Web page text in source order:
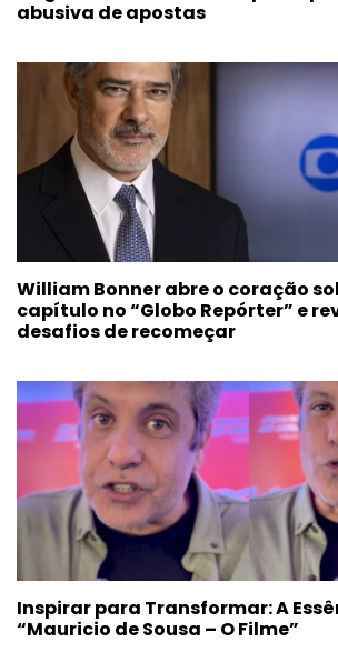
abusiva de apostas
William Bonner abre o coração
capítulo no “Globo Repórter” e
desafios de recomeçar
Inspirar para Transformar: A
“Mauricio de Sousa – O Filme”